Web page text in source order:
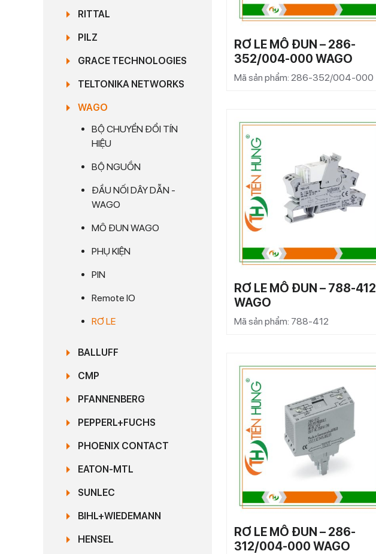
RITTAL
PILZ
GRACE TECHNOLOGIES
TELTONIKA NETWORKS
WAGO
BỘ CHUYỂN ĐỔI TÍN
HIỆU
BỘ NGUỒN
ĐẦU NỐI DÂY DẪN -
WAGO
MÔ ĐUN WAGO
PHỤ KIỆN
PIN
Remote IO
RƠ LE
BALLUFF
CMP
PFANNENBERG
PEPPERL+FUCHS
PHOENIX CONTACT
EATON-MTL
SUNLEC
BIHL+WIEDEMANN
HENSEL
RƠ LE MÔ ĐUN – 286-
352/004-000 WAGO
Mã sản phẩm: 286-352/004-000
RƠ LE MÔ ĐUN – 788-412
WAGO
Mã sản phẩm: 788-412
RƠ LE MÔ ĐUN – 286-
312/004-000 WAGO